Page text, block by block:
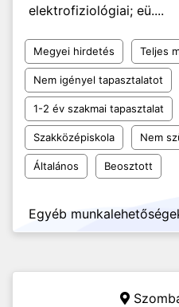
elektrofiziológiai; eü....
Megyei hirdetés Teljes
Nem igényel tapasztalatot
1-2 év szakmai tapasztalat
Szakközépiskola Nem
Általános Beosztott
Egyéb